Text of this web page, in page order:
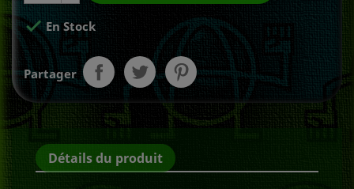
En Stock
Partager
Détails du produit